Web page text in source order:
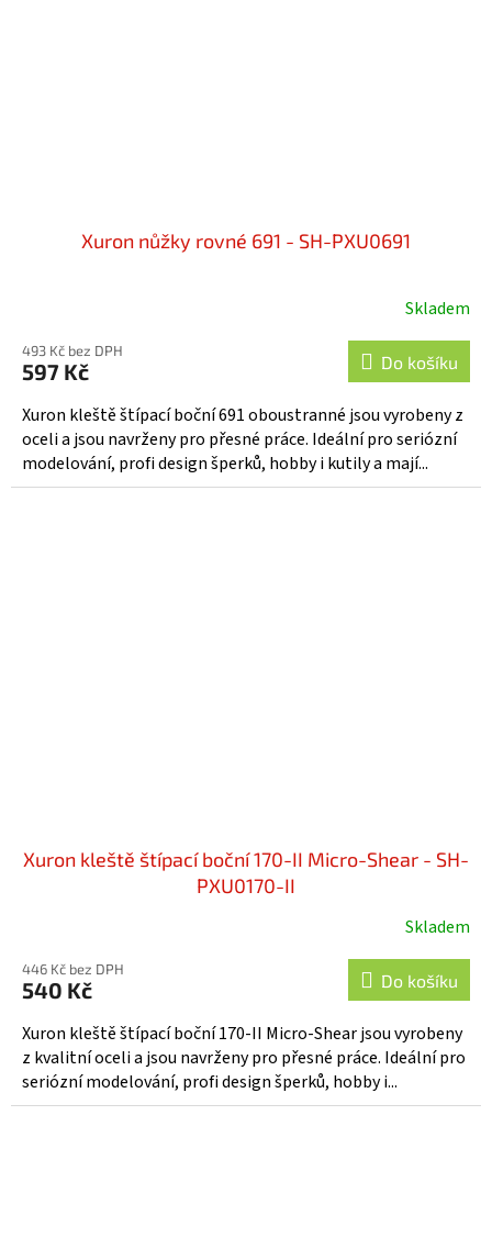
Xuron nůžky rovné 691 - SH-PXU0691
Skladem
493 Kč bez DPH
597 Kč Do košíku
Xuron kleště štípací boční 691 oboustranné jsou vyrobeny z
oceli a jsou navrženy pro přesné práce. Ideální pro seriózní
modelování, profi design šperků, hobby i kutily a mají...
Xuron kleště štípací boční 170-II Micro-Shear - SH-
PXU0170-II
Skladem
446 Kč bez DPH
540 Kč Do košíku
Xuron kleště štípací boční 170-II Micro-Shear jsou vyrobeny
z kvalitní oceli a jsou navrženy pro přesné práce. Ideální pro
seriózní modelování, profi design šperků, hobby i...